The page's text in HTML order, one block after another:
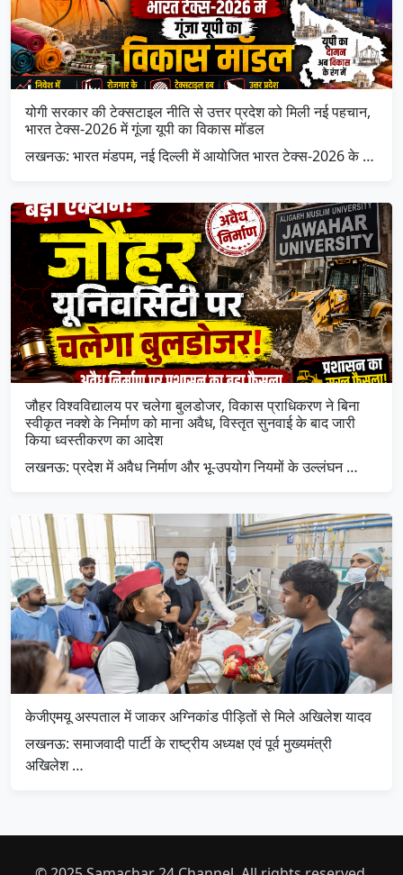
योगी सरकार की टेक्सटाइल नीति से उत्तर प्रदेश को मिली नई पहचान,
भारत टेक्स-2026 में गूंजा यूपी का विकास मॉडल
लखनऊ: भारत मंडपम, नई दिल्ली में आयोजित भारत टेक्स-2026 के …
जौहर विश्वविद्यालय पर चलेगा बुलडोजर, विकास प्राधिकरण ने बिना
स्वीकृत नक्शे के निर्माण को माना अवैध, विस्तृत सुनवाई के बाद जारी
किया ध्वस्तीकरण का आदेश
लखनऊ: प्रदेश में अवैध निर्माण और भू-उपयोग नियमों के उल्लंघन …
केजीएमयू अस्पताल में जाकर अग्निकांड पीड़ितों से मिले अखिलेश यादव
लखनऊ: समाजवादी पार्टी के राष्ट्रीय अध्यक्ष एवं पूर्व मुख्यमंत्री
अखिलेश …